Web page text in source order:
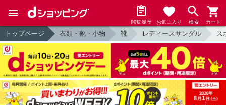
閲覧履歴 お気に入り 検索 カート
トップページ 衣類・靴・小物 靴 レディースサンダル ス